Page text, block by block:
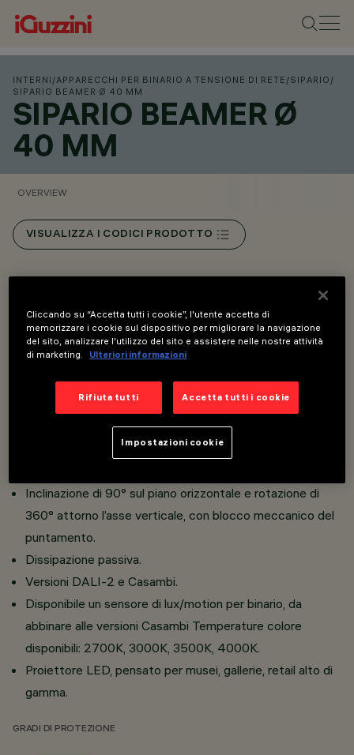
INTERNI /APPARECCHI PER BINARIO A TENSIONE DI RETE /SIPARIO /
SIPARIO BEAMER Ø 40 MM
SIPARIO BEAMER Ø
40 MM
OVERVIEW
VISUALIZZA I CODICI PRODOTTO
Installazione a binario tensione di rete.
Realizzato in pressofusione di alluminio e materiale
termoplastico.
Lente piano convessa in vetro che migliora le
performance del prodotto.
Versioni LED ad elevato indice di resa cromatica.
Inclinazione di 90° sul piano orizzontale e rotazione di
360° attorno l’asse verticale, con blocco meccanico del
puntamento.
Dissipazione passiva.
Versioni DALI-2 e Casambi.
Disponibile un sensore di lux/motion per binario, da
abbinare alle versioni Casambi Temperature colore
disponibili: 2700K, 3000K, 3500K, 4000K.
Proiettore LED, pensato per musei, gallerie, retail alto di
gamma.
GRADI DI PROTEZIONE
Cliccando su “Accetta tutti i cookie”, l'utente accetta di
memorizzare i cookie sul dispositivo per migliorare la navigazione
del sito, analizzare l'utilizzo del sito e assistere nelle nostre attività
di marketing.
Ulteriori informazioni
Rifiuta tutti Accetta tutti i cookie
Impostazioni cookie